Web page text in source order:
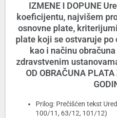
IZMENE I DOPUNE
koeficijentu, najvišem
osnovne plate,
plate koji se ostvaruje po
kao i načinu
zdravstvenim
OD OBRAČUNA
Prilog: Prečišćen tekst
100/11, 63/12, 101/12)